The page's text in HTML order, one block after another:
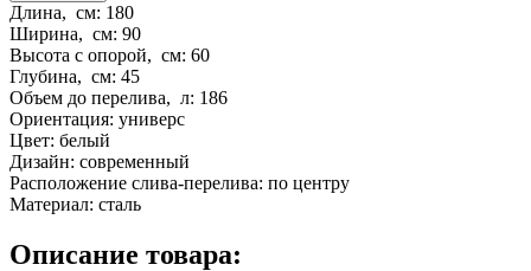
Длина, см: 180
Ширина, см: 90
Высота с опорой, см: 60
Глубина, см: 45
Объем до перелива, л: 186
Ориентация: универс
Цвет: белый
Дизайн: современный
Расположение слива-перелива: по центру
Материал: сталь
Описание товара: